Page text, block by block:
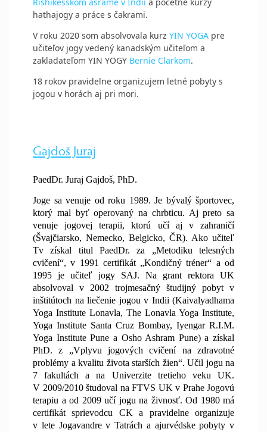
hathajogy a práce s čakrami.
V roku 2020 som absolvovala kurz YIN YOGA pre
učiteľov jogy vedený kanadským učiteľom a
zakladateľom YIN YOGY Bernie Clarkom.
18 rokov pravidelne organizujem letné pobyty s
jogou v horách aj pri mori.
Gajdoš Juraj
PaedDr. Juraj Gajdoš, PhD.
Joge sa venuje od roku 1989. Je bývalý športovec,
ktorý mal byť operovaný na chrbticu. Aj preto sa
venuje jogovej terapii, ktorú učí aj v zahraničí
(Švajčiarsko, Nemecko, Belgicko, ČR). Ako učiteľ
Tv získal titul PaedDr. za „Metodiku telesných
cvičení“, v 1991 certifikát „Kondičný tréner“ a od
1995 je učiteľ jogy SAJ. Na grant rektora UK
absolvoval v 2002 trojmesačný študijný pobyt v
inštitútoch na liečenie jogou v Indii (Kaivalyadhama
Yoga Institute Lonavla, The Lonavla Yoga Institute,
Yoga Institute Santa Cruz Bombay, Iyengar R.I.M.
Yoga Institute Pune a Osho Ashram Pune) a získal
PhD. z „Vplyvu jogových cvičení na zdravotné
problémy a kvalitu života starších žien“. Učil jogu na
7 fakultách a na Univerzite tretieho veku UK.
V 2009/2010 študoval na FTVS UK v Prahe Jogovú
terapiu a od 2009 učí jogu na živnosť. Od 1980 má
certifikát sprievodcu CK a pravidelne organizuje
v lete Jogavandre v Tatrách a ajurvédske pobyty v